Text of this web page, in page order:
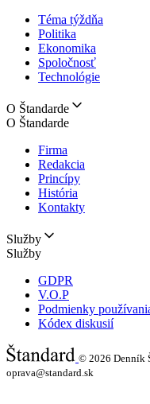
Téma týždňa
Politika
Ekonomika
Spoločnosť
Technológie
O Štandarde
O Štandarde
Firma
Redakcia
Princípy
História
Kontakty
Služby
Služby
GDPR
V.O.P
Podmienky
Kódex diskusií
© 2026 Denník
oprava@standard.sk